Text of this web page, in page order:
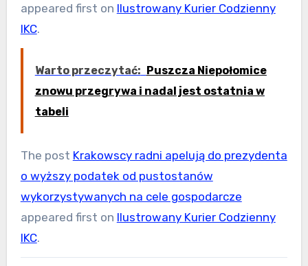
appeared first on Ilustrowany Kurier Codzienny
IKC.
Warto przeczytać: Puszcza Niepołomice
znowu przegrywa i nadal jest ostatnia w
tabeli
The post Krakowscy radni apelują do prezydenta
o wyższy podatek od pustostanów
wykorzystywanych na cele gospodarcze
appeared first on Ilustrowany Kurier Codzienny
IKC.